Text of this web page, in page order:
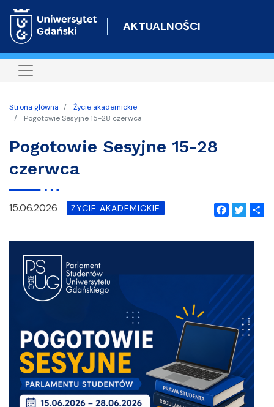
do
AKTUALNOŚCI
Strona główna
Życie akademickie
Pogotowie Sesyjne 15-28 czerwca
Pogotowie Sesyjne 15-28
czerwca
Facebook
Twitter
15.06.2026 ŻYCIE AKADEMICKIE